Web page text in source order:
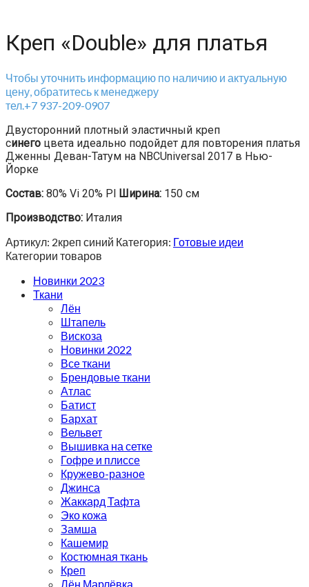
Креп «Double» для платья
Чтобы уточнить информацию по наличию и актуальную
цену, обратитесь к менеджеру
тел.+7 937-209-0907
Двусторонний плотный эластичный креп
синего цвета идеально подойдет для повторения платья
Дженны Деван-Татум на NBCUniversal 2017 в Нью-
Йорке
Состав: 80% Vi 20% Pl Ширина: 150 см
Производство: Италия
Артикул: 2креп синий Категория: Готовые идеи
Категории товаров
Новинки 2023
Ткани
Лён
Штапель
Вискоза
Новинки 2022
Все ткани
Брендовые ткани
Атлас
Батист
Бархат
Вельвет
Вышивка на сетке
Гофре и плиссе
Кружево-разное
Джинса
Жаккард Тафта
Эко кожа
Замша
Кашемир
Костюмная ткань
Креп
Лён Марлёвка